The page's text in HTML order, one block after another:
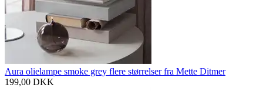
Aura olielampe smoke grey flere størrelser fra Mette Ditmer
199,00 DKK